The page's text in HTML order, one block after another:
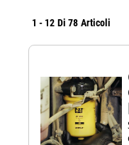
1 - 12 Di 78 Articoli